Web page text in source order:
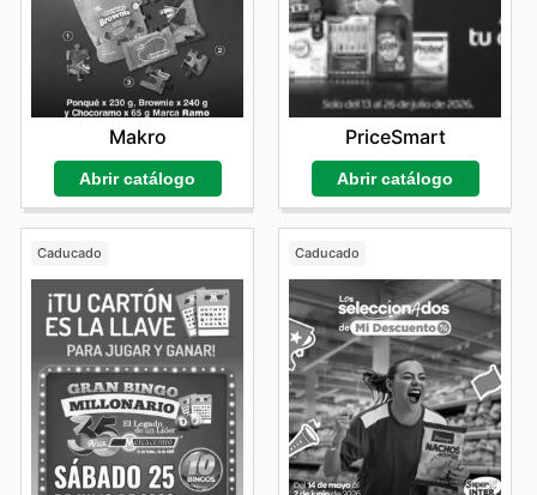
Makro
Abrir catálogo
PriceSmart
Abrir catálogo
Caducado Caducado